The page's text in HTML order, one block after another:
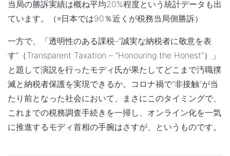
当局の勝訴実績は概ね平均20%程度という統計データも出
ています。（※日本では90％近くが税務当局側勝訴）
一方で、「透明性のある課税–“誠実な納税者に敬意を表
す“（Transparent Taxation – “Honouring the Honest”）」
と題して演説を行ったモディ氏が果たしてどこまで汚職撲
滅と納税者保護を実現できるか。コロナ禍で”非接触“が当
たり前となった社会において、まさにこのタイミングで、
これまでの税務調査手続きを一掃し、オンライン化を一気
に推進するモディ首相の手腕はさすが、というものです。